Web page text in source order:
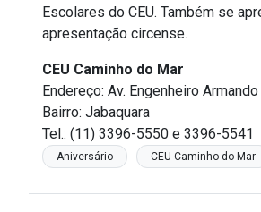
Escolares do CEU. Também se
apresentação circense.
CEU Caminho do Mar
Endereço: Av. Engenheiro
Bairro: Jabaquara
Tel.: (11) 3396-5550 e 3396-5541
Aniversário CEU Caminho do Mar